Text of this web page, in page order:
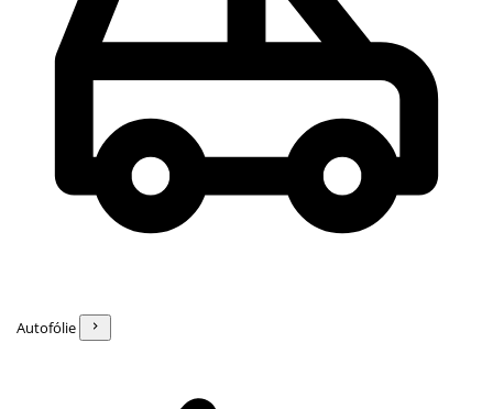
Autofólie